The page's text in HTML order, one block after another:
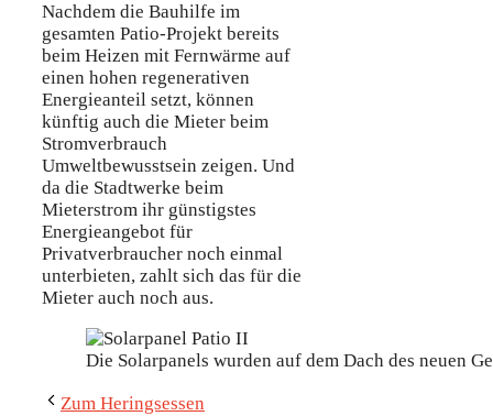
Nachdem die Bauhilfe im
gesamten Patio-Projekt bereits
beim Heizen mit Fernwärme auf
einen hohen regenerativen
Energieanteil setzt, können
künftig auch die Mieter beim
Stromverbrauch
Umweltbewusstsein zeigen. Und
da die Stadtwerke beim
Mieterstrom ihr günstigstes
Energieangebot für
Privatverbraucher noch einmal
unterbieten, zahlt sich das für die
Mieter auch noch aus.
Die Solarpanels wurden auf dem Dach des neuen
Zum Heringsessen